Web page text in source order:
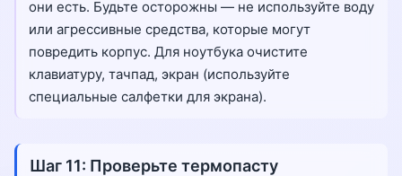
они есть. Будьте осторожны — не используйте воду
или агрессивные средства, которые могут
повредить корпус. Для ноутбука очистите
клавиатуру, тачпад, экран (используйте
специальные салфетки для экрана).
Шаг 11: Проверьте термопасту